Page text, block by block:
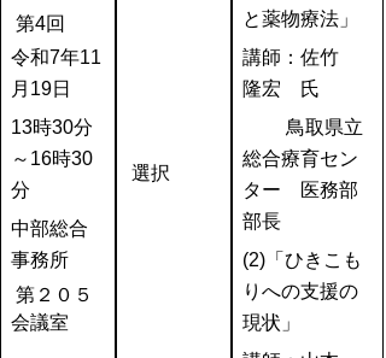
第4回
令和7年11
月19日
13時30分
～16時30
分
中部総合
事務所
第２０５
会議室
選択
と薬物療法」
講師：佐竹
隆宏 氏
鳥取県立
総合療育セン
ター 医務部
部長
(2)「ひきこも
りへの支援の
現状」